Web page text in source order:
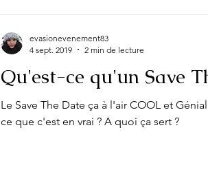
Qu'est-ce qu'un Save
Le Save The Date ça à l'air COOL et
ce que c'est en vrai ? A quoi ça sert ?
evasionevenement83
4 sept. 2019
2 min de lecture